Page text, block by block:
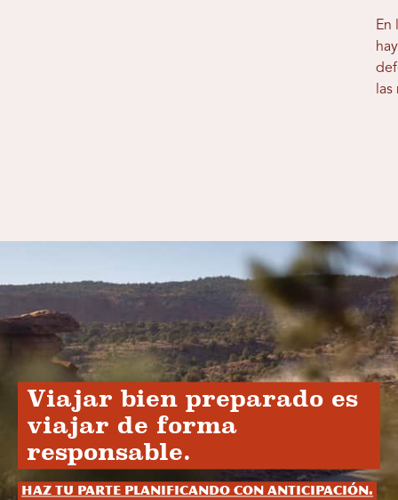
En
las
Viajar bien preparado es
viajar de forma
responsable.
Haz tu parte planificando con anticipación.